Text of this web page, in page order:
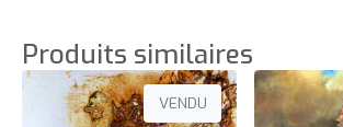
Produits similaires
VENDU